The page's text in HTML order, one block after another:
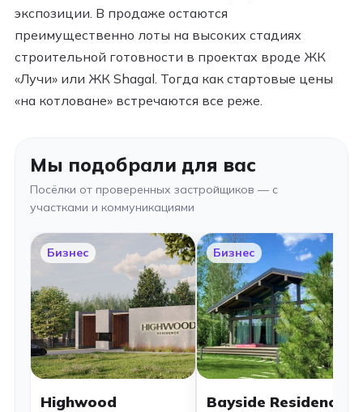
экспозиции. В продаже остаются
преимущественно лоты на высоких стадиях
строительной готовности в проектах вроде ЖК
«Лучи» или ЖК Shagal. Тогда как стартовые цены
«на котловане» встречаются все реже.​
Мы подобрали для вас
Посёлки от проверенных застройщиков — с
участками и коммуникациями
Бизнес
Highwood
Бизнес
Bayside Residence